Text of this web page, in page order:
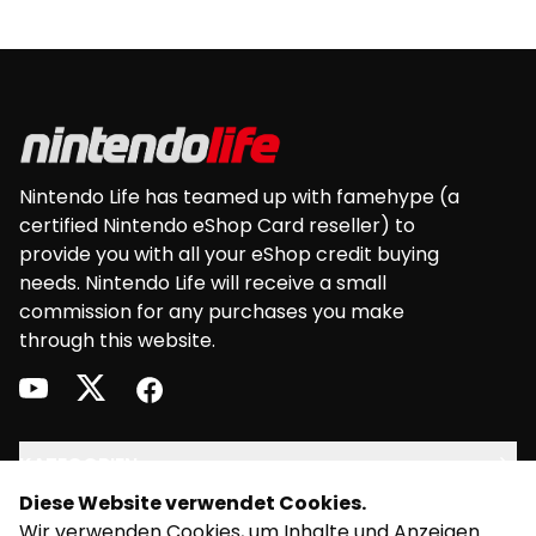
angezeigt werden. die der Regionseinstellung
sowie einer europäischen Version von: Nintendo
3DS • Nintendo 3DS XL • Nintendo 2DS • New
Nintendo 2DS XL • New Nintendo 3DS • New
Nintendo 3DS XL • Wii U
Diese Website verwendet Cookies.
Nintendo Life has teamed up with famehype (a
certified Nintendo eShop Card reseller) to
provide you with all your eShop credit buying
needs. Nintendo Life will receive a small
commission for any purchases you make
through this website.
youtubetwitterfacebook
RECHT